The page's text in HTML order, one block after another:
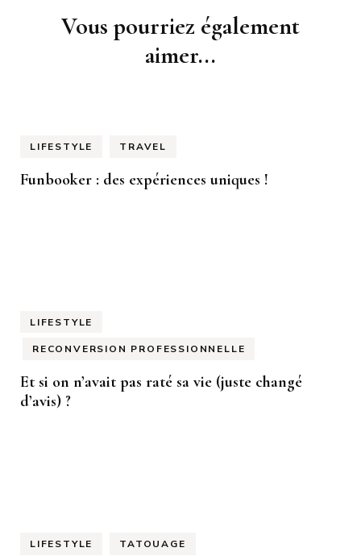
Navigation
Vous pourriez également
aimer...
LIFESTYLE TRAVEL
Funbooker : des expériences uniques !
LIFESTYLE
RECONVERSION PROFESSIONNELLE
Et si on n’avait pas raté sa vie (juste changé
d’avis) ?
LIFESTYLE TATOUAGE